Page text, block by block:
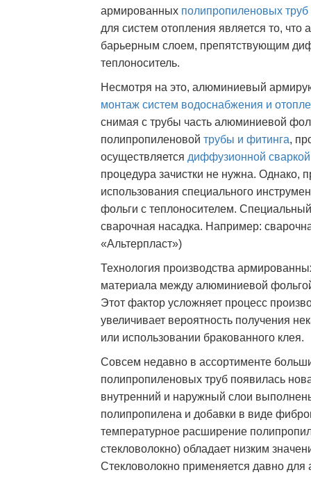
армированных полипропиленовых труб
для систем отопления является то,
барьерным слоем, препятствующим
теплоноситель.
Несмотря на это, алюминиевый
монтаж систем водоснабжения и
снимая с трубы часть алюминиевой
полипропиленовой трубы и фитинга,
осуществляется диффузионной сваркой
процедура зачистки не нужна. Однако,
использования специального
фольги с теплоносителем.
сварочная насадка. Например:
«Альтерпласт»)
Технология производства
материала между алюминиевой
Этот фактор усложняет процесс
увеличивает вероятность получения
или использовании бракованного клея.
Совсем недавно в ассортименте
полипропиленовых труб появилась
внутренний и наружный слои
полипропилена и добавки в виде
температурное расширение
стекловолокно) обладает низким
Стекловолокно применяется давно